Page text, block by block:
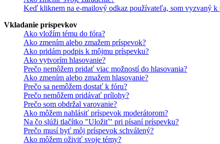
Keď kliknem na e-mailový odkaz používateľa, som vyzvaný k
Vkladanie príspevkov
Ako vložím tému do fóra?
Ako zmením alebo zmažem príspevok?
Ako pridám podpis k môjmu príspevku?
Ako vytvorím hlasovanie?
Prečo nemôžem pridať viac možností do hlasovania?
Ako zmením alebo zmažem hlasovanie?
Prečo sa nemôžem dostať k fóru?
Prečo nemôžem pridávať prílohy?
Prečo som obdržal varovanie?
Ako môžem nahlásiť príspevok moderátorom?
Na čo slúži tlačítko "Uložiť" pri písaní príspevku?
Prečo musí byť môj príspevok schválený?
Ako môžem oživiť svoje témy?